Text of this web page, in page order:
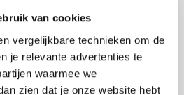
van cookies
vergelijkbare technieken om de
je relevante advertenties te
waarmee we
zien dat je onze website hebt
berichten
in augustus